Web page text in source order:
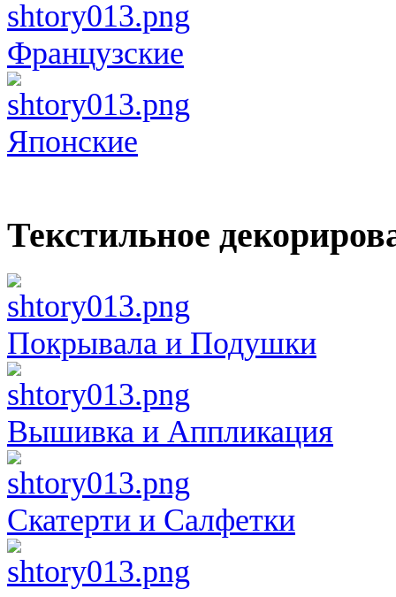
Французские
Японские
Текстильное
Покрывала и Подушки
Вышивка и Аппликация
Скатерти и Салфетки